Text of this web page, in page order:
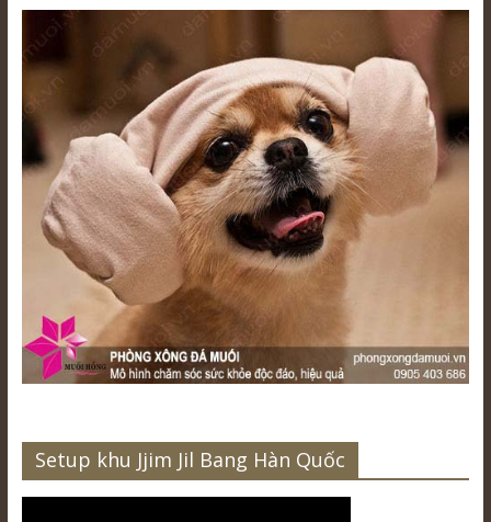
Setup khu Jjim Jil Bang Hàn Quốc